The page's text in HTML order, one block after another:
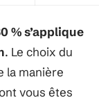
% s’applique
. Le choix du
la manière
vous êtes